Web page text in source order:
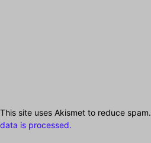
This site uses Akismet to reduce spam.
data is processed.